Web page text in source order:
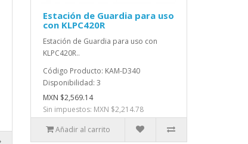
Estación de Guardia para uso
con KLPC420R
Estación de Guardia para uso con
KLPC420R..
Código Producto: KAM-D340
Disponibilidad: 3
MXN $2,569.14
Sin impuestos: MXN $2,214.78
Añadir al carrito